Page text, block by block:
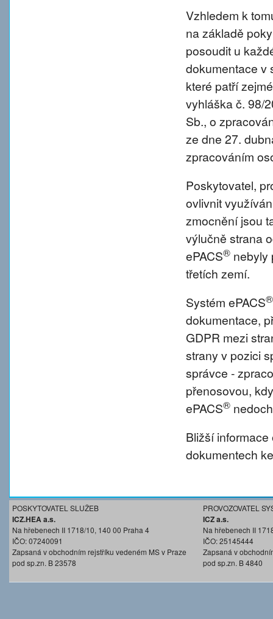
Vzhledem k
na základě
posoudit u
dokumentace v
které patří
vyhláška č. 98/
Sb., o
ze dne 27.
zpracováním
Poskytovatel,
ovlivnit
zmocnění jsou
výlučně strana
ePACS® nebyly
třetích zemí.
Systém ePACS®
dokumentace,
GDPR mezi
strany v pozici
správce -
přenosovou,
ePACS®
Bližší
dokumentech
POSKYTOVATEL SLUŽEB
ICZ.HEA a.s.
Na hřebenech II 1718/10, 140 00 Praha 4
IČO: 07240091
Zapsaná v obchodním rejstříku vedeném MS v Praze
pod sp.zn. B 23578
PROVOZOVATEL
ICZ a.s.
Na hřebenech II
IČO: 25145444
Zapsaná v
pod sp.zn. B 4840